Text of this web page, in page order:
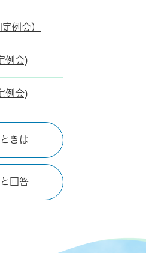
例会）
例会)
例会)
きは
回答